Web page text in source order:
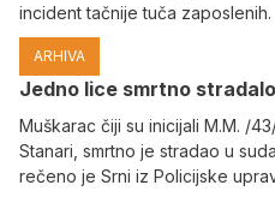
incident tačnije tuča zaposlenih.
ARHIVA
Јedno lice smrtno
Muškarac čiji su inicijali M.M. /
Stanari, smrtno je stradao u
rečeno je Srni iz Policijske